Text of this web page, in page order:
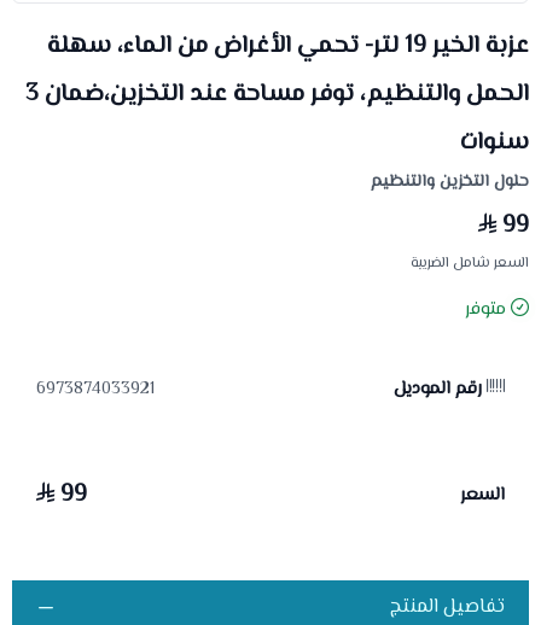
عزبة الخير 19 لتر- تحمي الأغراض من الماء، سهلة
الحمل والتنظيم، توفر مساحة عند التخزين،ضمان 3
سنوات
حلول التخزين والتنظيم
99
السعر شامل الضريبة
متوفر
رقم الموديل 6973874033921
السعر 99
تفاصيل المنتج